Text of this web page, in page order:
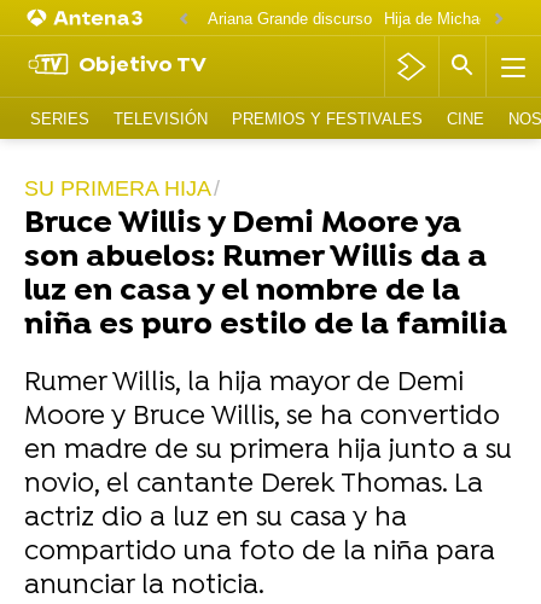
Ariana Grande discurso
Objetivo TV
SERIES TELEVISIÓN PREMIOS Y FESTIVALES CINE
SU PRIMERA HIJA
Bruce Willis y Demi Moore ya
son abuelos: Rumer Willis da a
luz en casa y el nombre de la
niña es puro estilo de la familia
Rumer Willis, la hija mayor de Demi
Moore y Bruce Willis, se ha convertido
en madre de su primera hija junto a su
novio, el cantante Derek Thomas. La
actriz dio a luz en su casa y ha
compartido una foto de la niña para
anunciar la noticia.